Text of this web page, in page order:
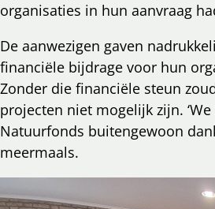
organisaties in hun aanvraag
De aanwezigen gaven
financiële bijdrage voor hun
Zonder die financiële steun
projecten niet mogelijk zijn. ‘We
Natuurfonds buitengewoon
meermaals.